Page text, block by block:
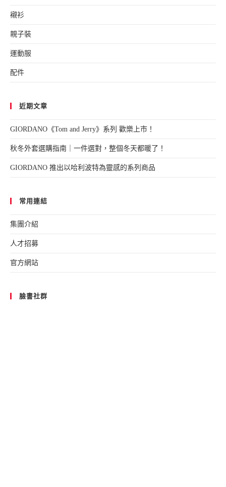
襯衫
親子裝
運動服
配件
近期文章
GIORDANO《Tom and Jerry》系列 歡樂上市！
秋冬外套選購指南｜一件選對，整個冬天都暖了！
GIORDANO 推出以哈利波特為靈感的系列商品
常用連結
集團介紹
人才招募
官方網站
臉書社群